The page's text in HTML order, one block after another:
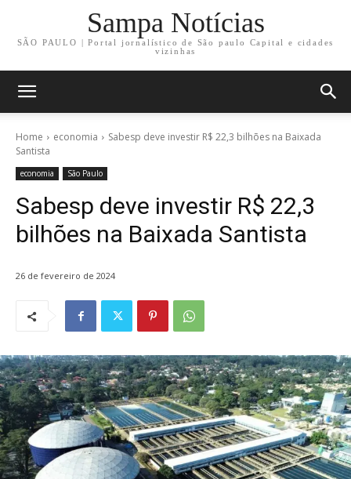
Sampa Notícias
SÃO PAULO | Portal jornalístico de São paulo Capital e cidades
vizinhas
Home economia
Sabesp deve investir R$ 22,3 bilhões na Baixada
Santista
economia São Paulo
Sabesp deve investir R$ 22,3
bilhões na Baixada Santista
26 de fevereiro de 2024